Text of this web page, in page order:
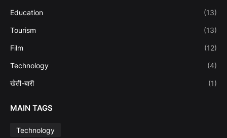
Education (13)
Tourism (13)
Film (12)
Technology (4)
खेती-बारी (1)
MAIN TAGS
Technology